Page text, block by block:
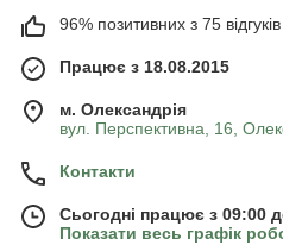
96% позитивних з 75 відгуків
Працює з 18.08.2015
м. Олександрія
вул. Перспективна, 16,
Контакти
Сьогодні працює з 09:00
Показати весь графік